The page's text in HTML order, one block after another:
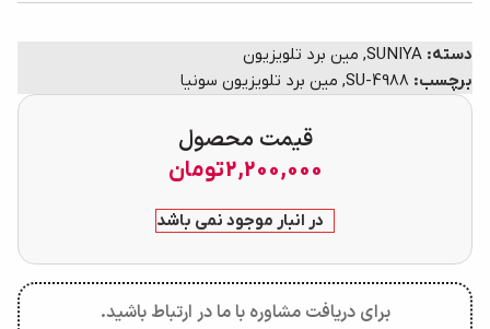
دسته: SUNIYA
, مین برد تلویزیون
برچسب: SU-4988
, مین برد تلویزیون سونیا
قیمت محصول
2,200,000تومان
در انبار موجود نمی باشد
برای دریافت مشاوره با ما در ارتباط باشید.